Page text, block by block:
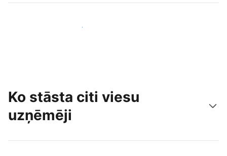
Sasniegt jaunus viesus jau šodien
Ko stāsta citi viesu
uzņēmēji